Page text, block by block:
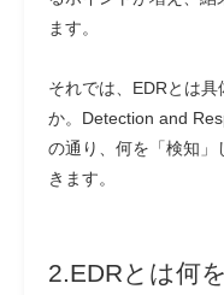
ます。
それでは、EDRとは
か。Detection and
の通り、何を「検知」
きます。
2.EDRとは何